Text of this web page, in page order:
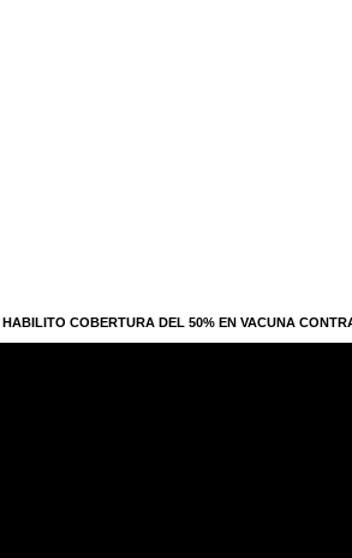
HABILITO COBERTURA DEL 50% EN VACUNA